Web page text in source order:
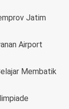
Jatim
Airport
Membatik